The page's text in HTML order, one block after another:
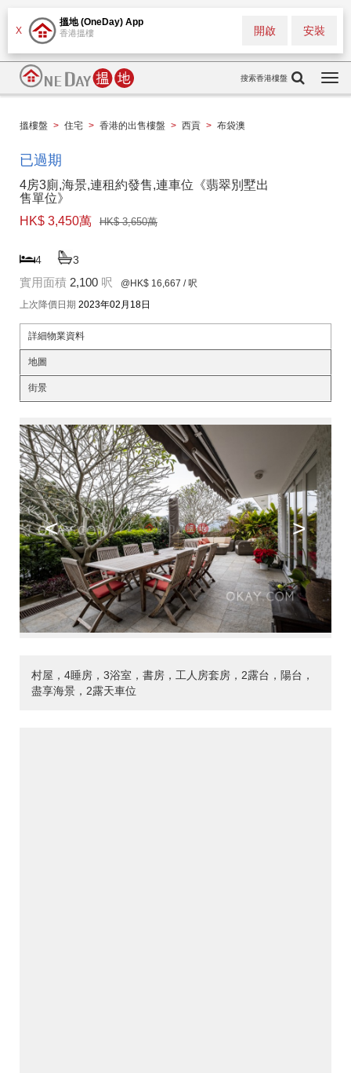
X
搵地 (OneDay) App
香港搵樓 安裝
開啟
搜索香港樓盤
搵樓盤 > 住宅 > 香港的出售樓盤 > 西貢 > 布袋澳
已過期
4房3廁,海景,連租約發售,連車位《翡翠別墅出
售單位》
HK$ 3,450萬
HK$ 3,650萬
4 3
實用面積 2,100 呎 @HK$ 16,667 / 呎
上次降價日期 2023年02月18日
詳細物業資料
地圖
街景
< >
村屋，4睡房，3浴室，書房，工人房套房，2露台，陽台，
盡享海景，2露天車位